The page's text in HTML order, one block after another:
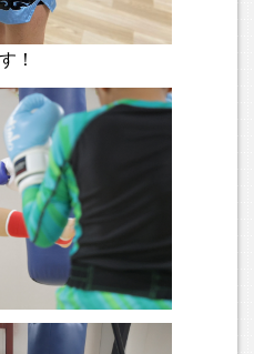
現在も非常に多くのお問い合
み、若干名」としております
多くのお子さんをお受けした
りする上での責任を考慮し、
解いただければ幸いです。
14時からに変更いたしま
ので、単純にオープンが1時間
OKです。平日のデイタイムに
来れる人は14時からどうぞ！
！